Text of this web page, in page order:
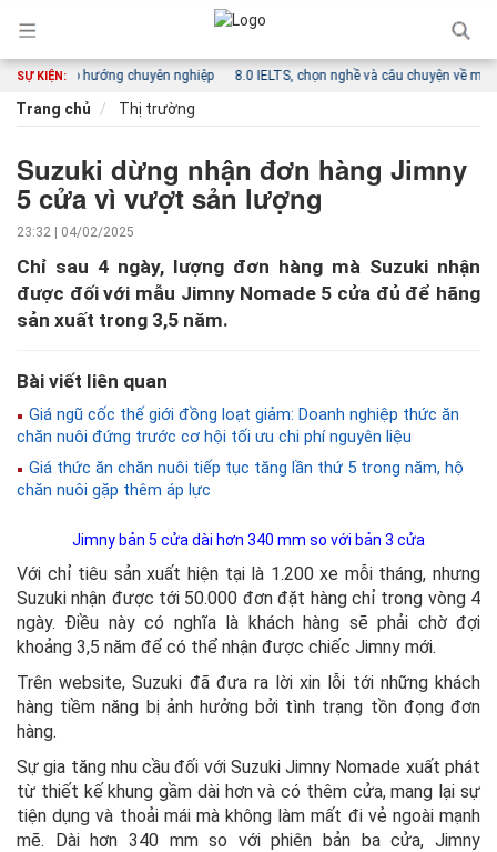
SỰ KIỆN:
theo hướng chuyên nghiệp 8.0 IELTS, chọn nghề và câu chuyện về một
Trang chủ Thị trường
Suzuki dừng nhận đơn hàng Jimny
5 cửa vì vượt sản lượng
23:32 | 04/02/2025
Chỉ sau 4 ngày, lượng đơn hàng mà Suzuki nhận
được đối với mẫu Jimny Nomade 5 cửa đủ để hãng
sản xuất trong 3,5 năm.
Bài viết liên quan
Giá ngũ cốc thế giới đồng loạt giảm: Doanh nghiệp thức ăn
chăn nuôi đứng trước cơ hội tối ưu chi phí nguyên liệu
Giá thức ăn chăn nuôi tiếp tục tăng lần thứ 5 trong năm, hộ
chăn nuôi gặp thêm áp lực
Jimny bản 5 cửa dài hơn 340 mm so với bản 3 cửa
Với chỉ tiêu sản xuất hiện tại là 1.200 xe mỗi tháng, nhưng
Suzuki nhận được tới 50.000 đơn đặt hàng chỉ trong vòng 4
ngày. Điều này có nghĩa là khách hàng sẽ phải chờ đợi
khoảng 3,5 năm để có thể nhận được chiếc Jimny mới.
Trên website, Suzuki đã đưa ra lời xin lỗi tới những khách
hàng tiềm năng bị ảnh hưởng bởi tình trạng tồn đọng đơn
hàng.
Sự gia tăng nhu cầu đối với Suzuki Jimny Nomade xuất phát
từ thiết kế khung gầm dài hơn và có thêm cửa, mang lại sự
tiện dụng và thoải mái mà không làm mất đi vẻ ngoài mạnh
mẽ. Dài hơn 340 mm so với phiên bản ba cửa, Jimny